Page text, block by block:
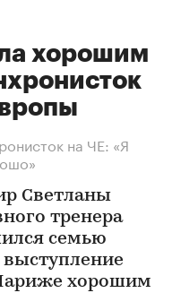
хорошим
на ЧЕ: «Я
Светланы
тренера
семью
хорошим